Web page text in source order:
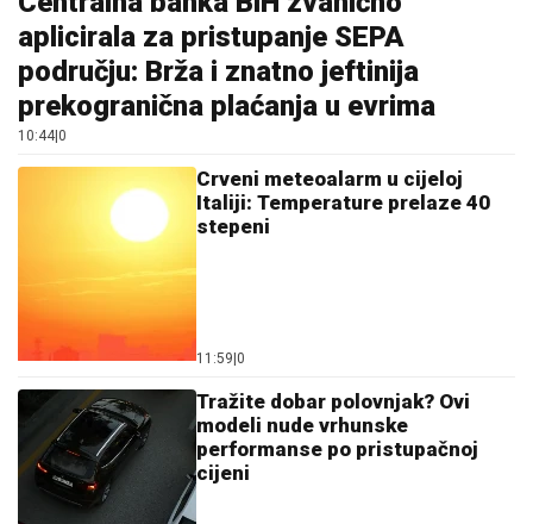
10:44| 0
Crveni meteoalarm u cijeloj
Italiji: Temperature prelaze 40
stepeni
11:59|0
cijeni
10:56| 0